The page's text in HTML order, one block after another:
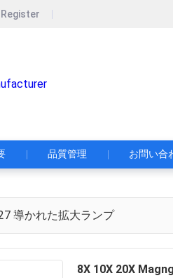
Register
品質管理 お問い合
導かれた拡大ランプ
8X 10X 20X